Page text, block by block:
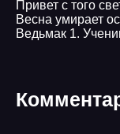
Привет с того
Весна умирает
Ведьмак 1.